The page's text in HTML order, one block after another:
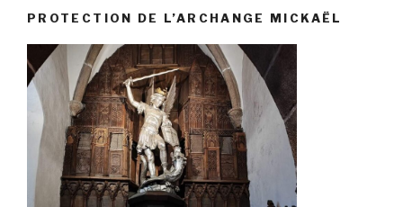
PROTECTION DE L’ARCHANGE MICKAËL